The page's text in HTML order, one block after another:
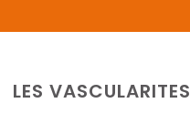
LES VASCULARITES